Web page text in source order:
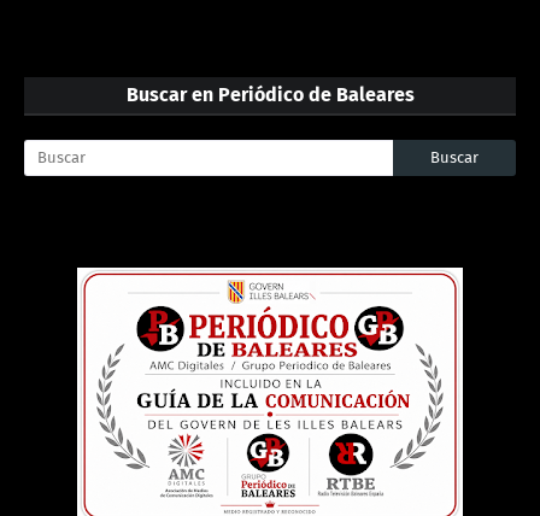
Buscar en Periódico de Baleares